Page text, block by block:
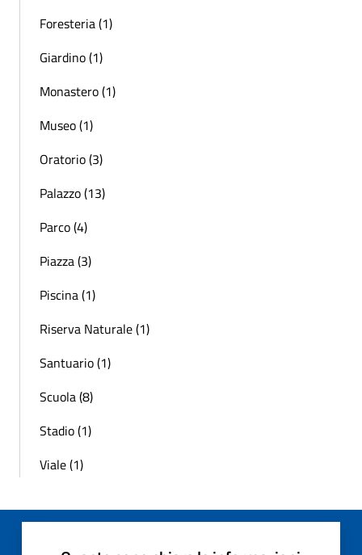
Foresteria (1)
Giardino (1)
Monastero (1)
Museo (1)
Oratorio (3)
Palazzo (13)
Parco (4)
Piazza (3)
Piscina (1)
Riserva Naturale (1)
Santuario (1)
Scuola (8)
Stadio (1)
Viale (1)